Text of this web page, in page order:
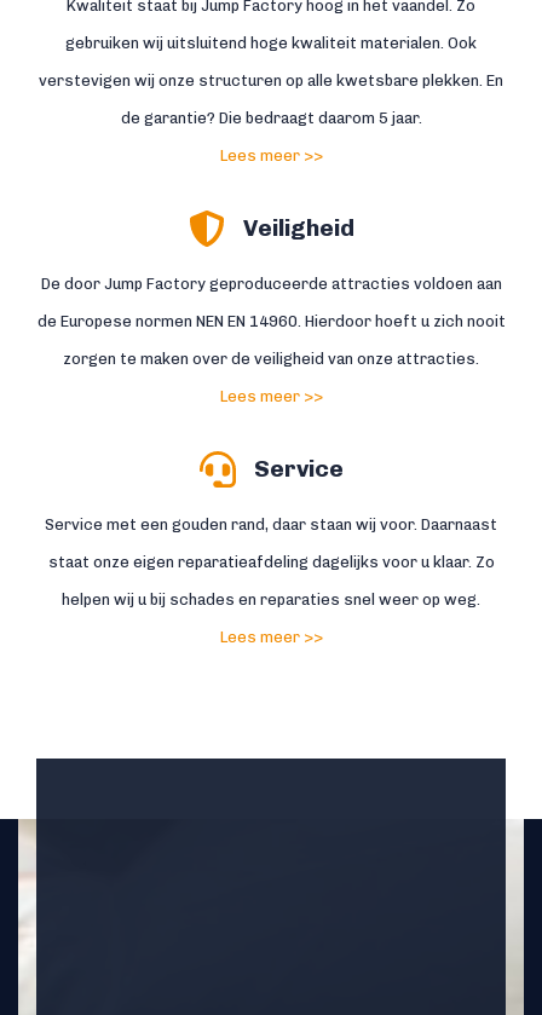
Kwaliteit staat bij Jump Factory hoog in het vaandel. Zo
gebruiken wij uitsluitend hoge kwaliteit materialen. Ook
verstevigen wij onze structuren op alle kwetsbare plekken. En
de garantie? Die bedraagt daarom 5 jaar.
Lees meer >>
Veiligheid
De door Jump Factory geproduceerde attracties voldoen aan
de Europese normen NEN EN 14960. Hierdoor hoeft u zich nooit
zorgen te maken over de veiligheid van onze attracties.
Lees meer >>
Service
Service met een gouden rand, daar staan wij voor. Daarnaast
staat onze eigen reparatieafdeling dagelijks voor u klaar. Zo
helpen wij u bij schades en reparaties snel weer op weg.
Lees meer >>